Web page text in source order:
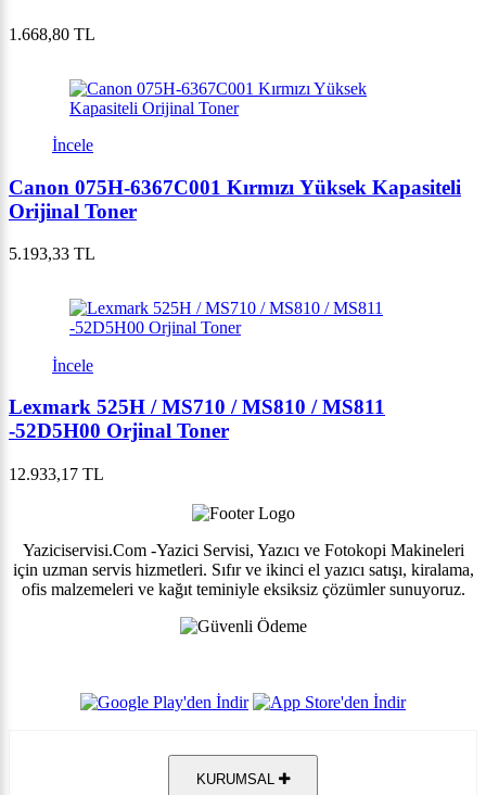
1.668,80 TL
İncele
Canon 075H-6367C001 Kırmızı Yüksek Kapasiteli
Orijinal Toner
5.193,33 TL
İncele
Lexmark 525H / MS710 / MS810 / MS811
-52D5H00 Orjinal Toner
12.933,17 TL
Yaziciservisi.Com -Yazici Servisi, Yazıcı ve Fotokopi Makineleri
için uzman servis hizmetleri. Sıfır ve ikinci el yazıcı satışı, kiralama,
ofis malzemeleri ve kağıt teminiyle eksiksiz çözümler sunuyoruz.
KURUMSAL